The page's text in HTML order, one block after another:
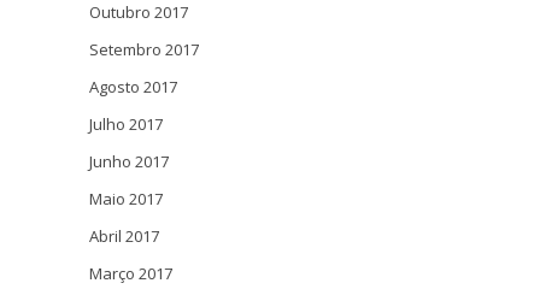
Outubro 2017
Setembro 2017
Agosto 2017
Julho 2017
Junho 2017
Maio 2017
Abril 2017
Março 2017